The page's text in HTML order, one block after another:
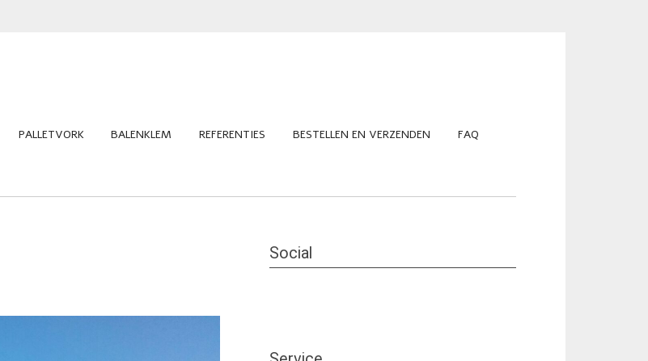
PALLETVORK BALENKLEM REFERENTIES BESTELLEN EN VERZENDEN FAQ
Social